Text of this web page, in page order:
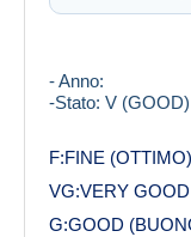
- Anno:
-Stato: V (GOOD)
F:FINE (OTTIMO)
VG:VERY
G:GOOD